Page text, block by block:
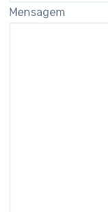
Mensagem